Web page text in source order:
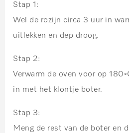
Stap 1:
Wel de rozijn circa 3 uur in
uitlekken en dep droog.
Stap 2:
Verwarm de oven voor op
in met het klontje boter.
Stap 3:
Meng de rest van de boter en